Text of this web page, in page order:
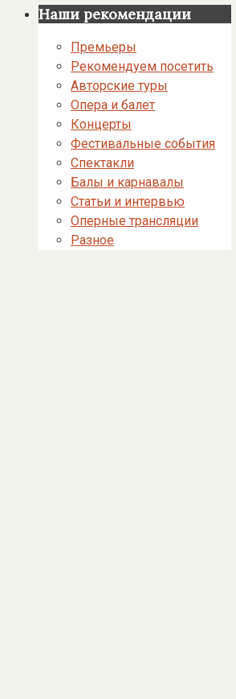
Наши рекомендации
Премьеры
Рекомендуем посетить
Авторские туры
Опера и балет
Концерты
Фестивальные события
Спектакли
Балы и карнавалы
Статьи и интервью
Оперные трансляции
Разное